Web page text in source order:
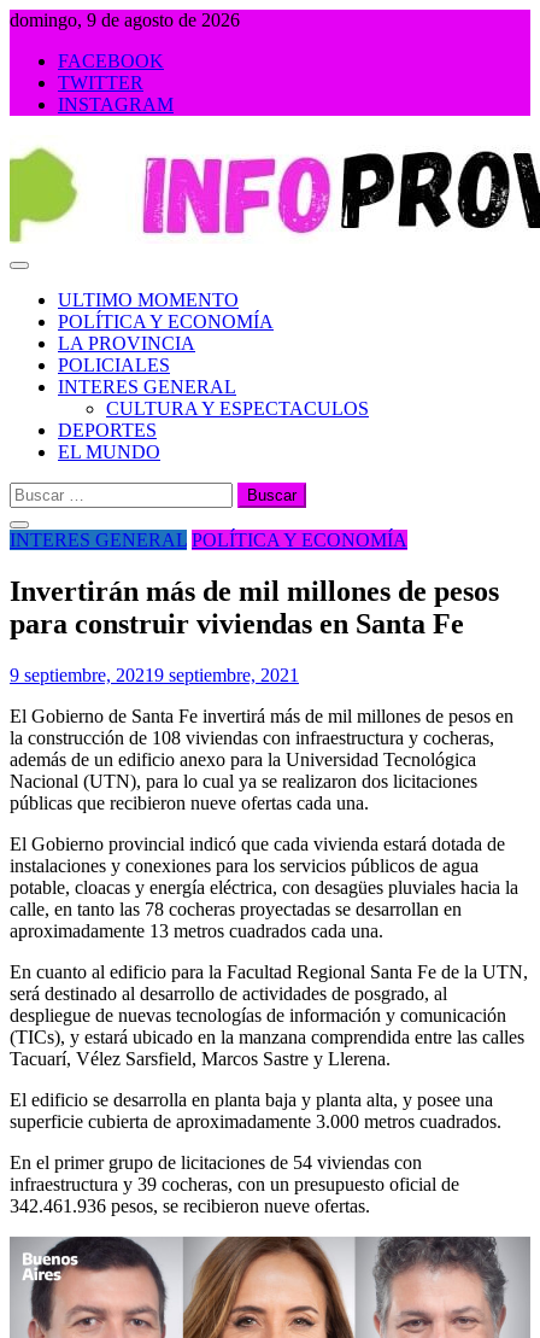
Saltar
contenido
domingo, 9 de agosto de 2026
FACEBOOK
TWITTER
INSTAGRAM
ULTIMO MOMENTO
POLÍTICA Y ECONOMÍA
LA PROVINCIA
POLICIALES
INTERES GENERAL
CULTURA Y ESPECTACULOS
DEPORTES
EL MUNDO
Buscar:
INTERES GENERAL POLÍTICA Y ECONOMÍA
Invertirán más de mil millones de pesos
para construir viviendas en Santa Fe
9 septiembre, 20219 septiembre, 2021
El Gobierno de Santa Fe invertirá más de mil millones de pesos en
la construcción de 108 viviendas con infraestructura y cocheras,
además de un edificio anexo para la Universidad Tecnológica
Nacional (UTN), para lo cual ya se realizaron dos licitaciones
públicas que recibieron nueve ofertas cada una.
El Gobierno provincial indicó que cada vivienda estará dotada de
instalaciones y conexiones para los servicios públicos de agua
potable, cloacas y energía eléctrica, con desagües pluviales hacia la
calle, en tanto las 78 cocheras proyectadas se desarrollan en
aproximadamente 13 metros cuadrados cada una.
En cuanto al edificio para la Facultad Regional Santa Fe de la UTN,
será destinado al desarrollo de actividades de posgrado, al
despliegue de nuevas tecnologías de información y comunicación
(TICs), y estará ubicado en la manzana comprendida entre las calles
Tacuarí, Vélez Sarsfield, Marcos Sastre y Llerena.
El edificio se desarrolla en planta baja y planta alta, y posee una
superficie cubierta de aproximadamente 3.000 metros cuadrados.
En el primer grupo de licitaciones de 54 viviendas con
infraestructura y 39 cocheras, con un presupuesto oficial de
342.461.936 pesos, se recibieron nueve ofertas.